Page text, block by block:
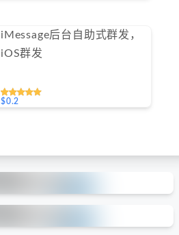
iMessage后台自助式群发，
iOS群发
$0.2